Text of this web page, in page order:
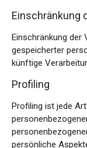
Einschränkung
Einschränkung der
gespeicherter
künftige
Profiling
Profiling ist jede
persönliche